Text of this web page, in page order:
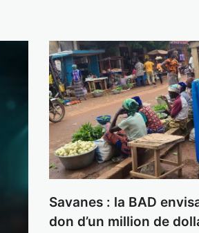
Savanes : la BAD
don d’un million de